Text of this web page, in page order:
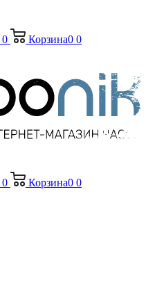
0 Корзина0 0
0 Корзина0 0